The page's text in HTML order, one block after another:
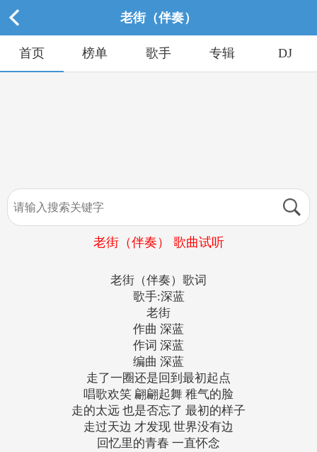
老街（伴奏）
首页 榜单 歌手 专辑 DJ
老街（伴奏） 歌曲试听
老街（伴奏）歌词
歌手:深蓝
老街
作曲 深蓝
作词 深蓝
编曲 深蓝
走了一圈还是回到最初起点
唱歌欢笑 翩翩起舞 稚气的脸
走的太远 也是否忘了 最初的样子
走过天边 才发现 世界没有边
回忆里的青春 一直怀念